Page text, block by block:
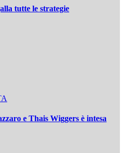
tutte le strategie
e Thais Wiggers è intesa